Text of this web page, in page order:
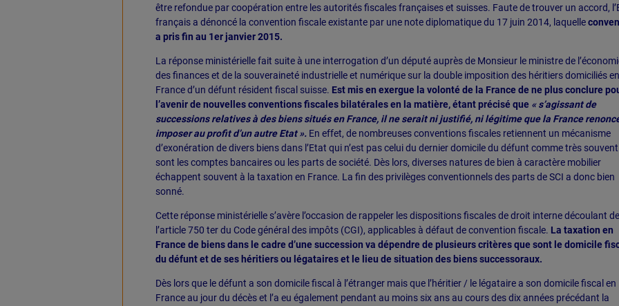
être refondue par coopération entre les autorités fiscales françaises et suisses. Faute de trouver un accord,
français a dénoncé la convention fiscale existante par une note diplomatique du 17 juin 2014, laquelle
a pris fin au 1er janvier 2015.
La réponse ministérielle fait suite à une interrogation d’un député auprès de Monsieur le ministre de
des finances et de la souveraineté industrielle et numérique sur la double imposition des héritiers domiciliés en
France d’un défunt résident fiscal suisse. Est mis en exergue la volonté de la France de ne plus conclure
l’avenir de nouvelles conventions fiscales bilatérales en la matière, étant précisé que « s’agissant de
successions relatives à des biens situés en France, il ne serait ni justifié, ni légitime que la France
imposer au profit d’un autre Etat ».En effet, de nombreuses conventions fiscales retiennent un mécanisme
d’exonération de divers biens dans l’Etat qui n’est pas celui du dernier domicile du défunt comme très
sont les comptes bancaires ou les parts de société. Dès lors, diverses natures de bien à caractère mobilier
échappent souvent à la taxation en France. La fin des privilèges conventionnels des parts de SCI a donc bien
sonné.
Cette réponse ministérielle s’avère l’occasion de rappeler les dispositions fiscales de droit interne découlant de
l’article 750 ter du Code général des impôts (CGI), applicables à défaut de convention fiscale. La taxation en
France de biens dans le cadre d’une succession va dépendre de plusieurs critères que sont le domicile
du défunt et de ses héritiers ou légataires et le lieu de situation des biens successoraux.
Dès lors que le défunt a son domicile fiscal à l’étranger mais que l’héritier / le légataire a son domicile fiscal en
France au jour du décès et l’a eu également pendant au moins six ans au cours des dix années précédant la